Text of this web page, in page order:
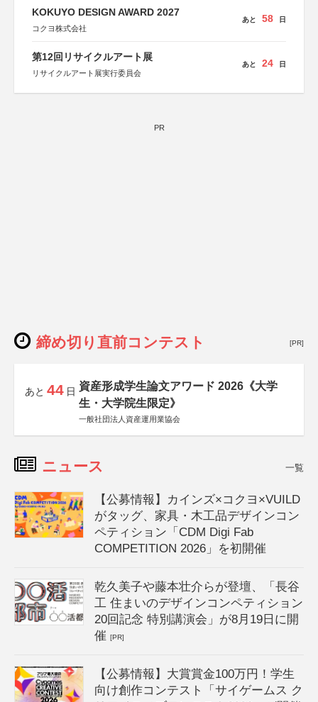
KOKUYO DESIGN AWARD 2027
コクヨ株式会社
あと 58 日
第12回リサイクルアート展
リサイクルアート展実行委員会
あと 24 日
PR
締め切り直前コンテスト [PR]
あと 44 日 資産形成学生論文アワード 2026《大学
生・大学院生限定》
一般社団法人資産運用業協会
ニュース 一覧
【公募情報】カインズ×コクヨ×VUILD
がタッグ、家具・木工品デザインコン
ペティション「CDM Digi Fab
COMPETITION 2026」を初開催
乾久美子や藤本壮介らが登壇、「長谷
工 住まいのデザインコンペティション
20回記念 特別講演会」が8月19日に開
催[PR]
【公募情報】大賞賞金100万円！学生
向け創作コンテスト「サイゲームス ク